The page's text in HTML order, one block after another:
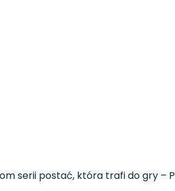
serii postać, która trafi do gry –